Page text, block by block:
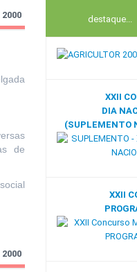
de
destaque...
XXII
DIA
(SUPLEMENTO
XXII